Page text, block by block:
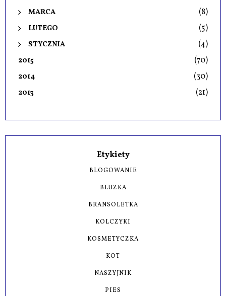
MARCA (8)
LUTEGO (5)
STYCZNIA (4)
2015 (70)
2014 (30)
2013 (21)
Etykiety
BLOGOWANIE
BLUZKA
BRANSOLETKA
KOLCZYKI
KOSMETYCZKA
KOT
NASZYJNIK
PIES